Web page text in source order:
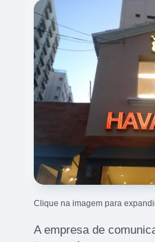
Clique na imagem para
A empresa de